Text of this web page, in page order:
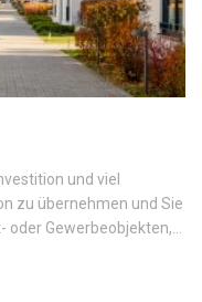
und viel
zu übernehmen und Sie
Gewerbeobjekten,…